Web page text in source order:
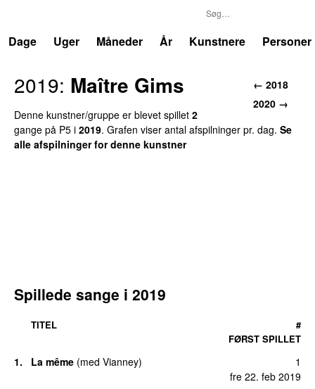
Dage
Uger Måneder År Kunstnere Personer
← 2018
2020 →
2019: Maître Gims
Denne kunstner/gruppe er blevet spillet 2
gange på P5 i 2019. Grafen viser antal afspilninger pr. dag. Se
alle afspilninger for denne kunstner
Spillede sange i 2019
TITEL
FØRST SPILLET
#
1. La même (med Vianney)
fre 22. feb 2019
1